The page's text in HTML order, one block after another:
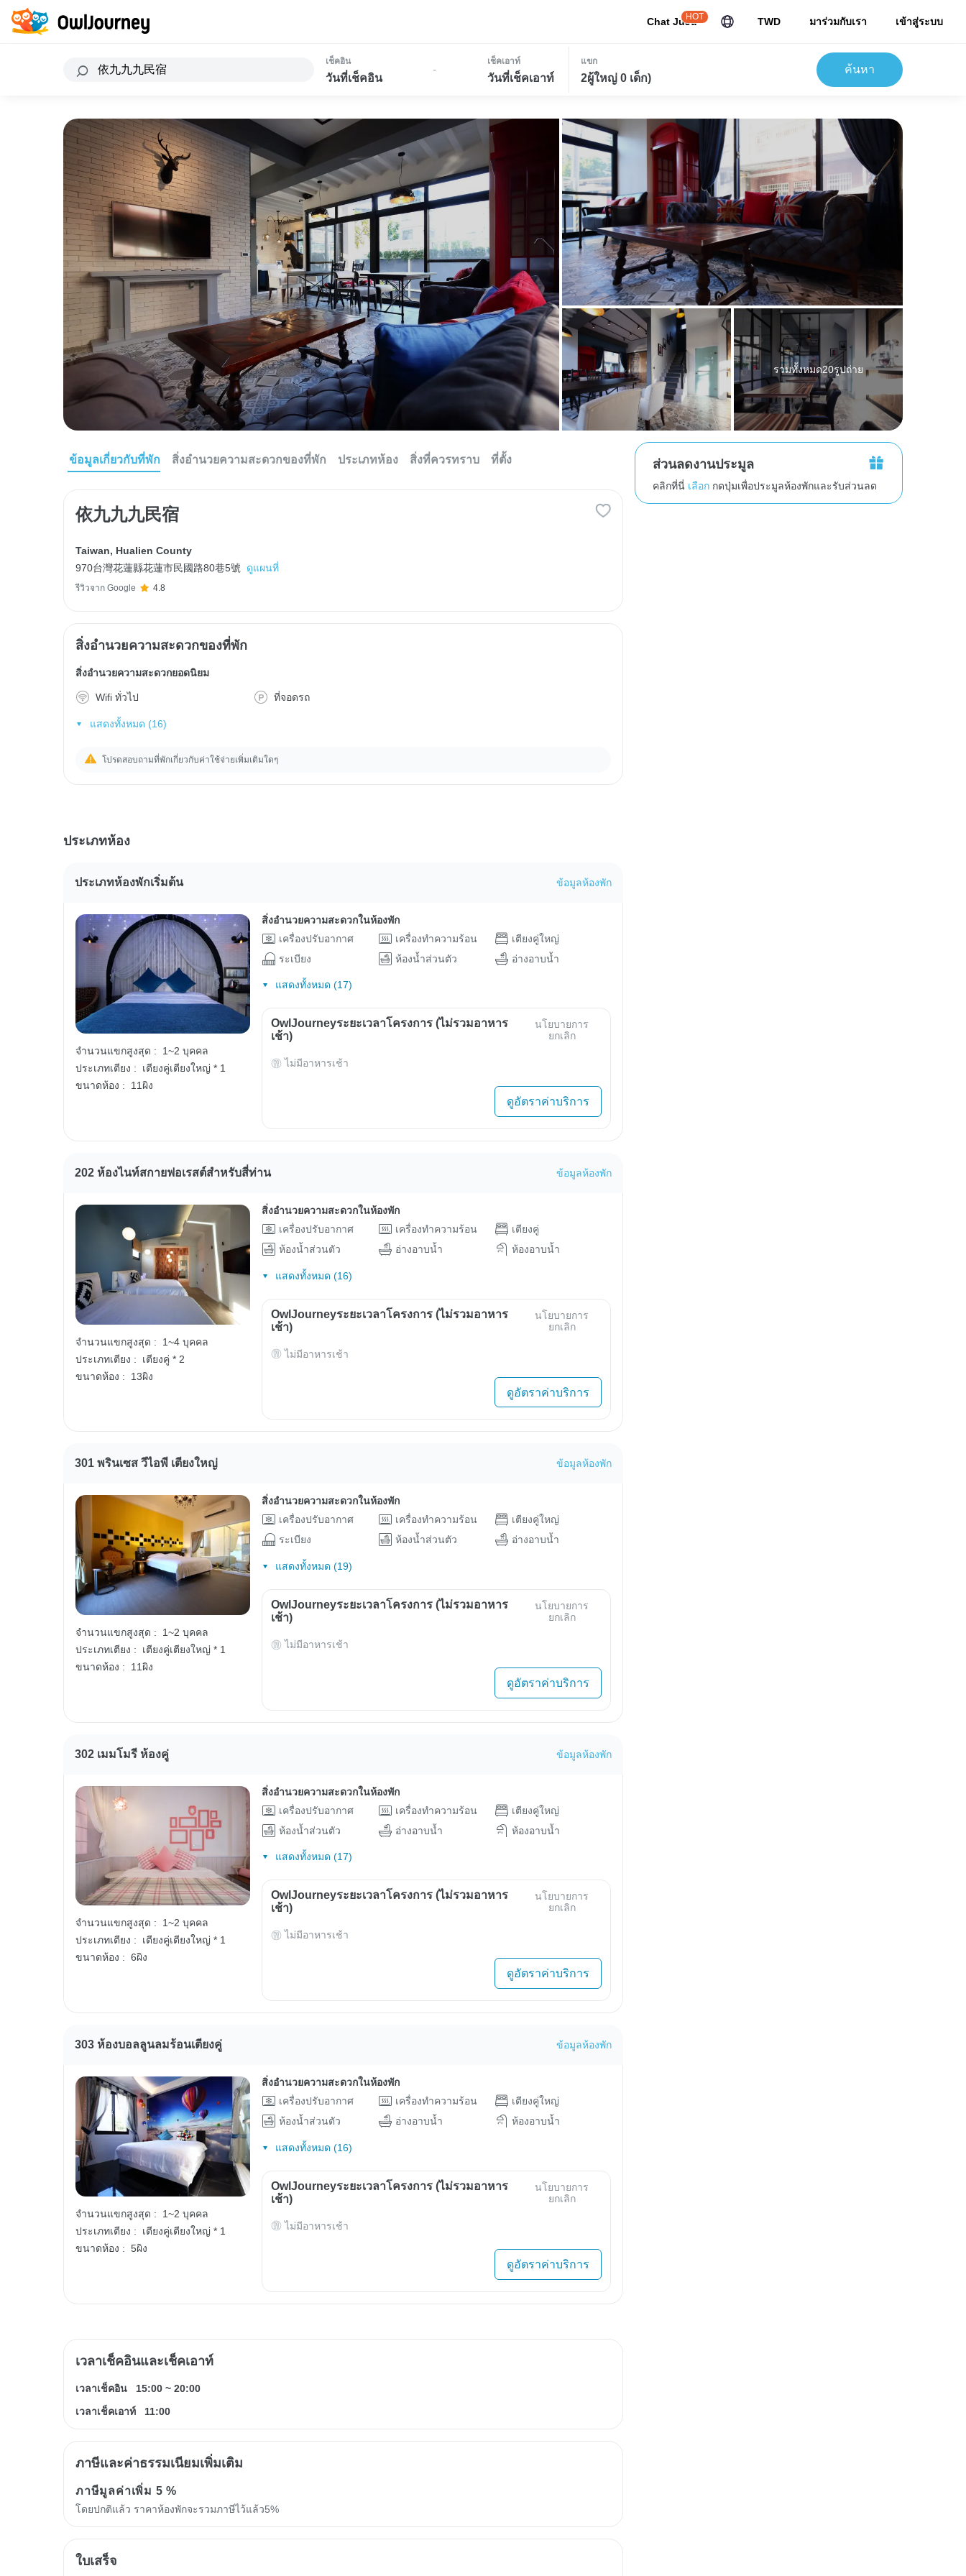
Chat JuJu
HOT TWD มาร่วมกับเรา เข้าสู่ระบบ
เช็คอิน
วันที่เช็คอิน
-
เช็คเอาท์
วันที่เช็คเอาท์
แขก
2ผู้ใหญ่ 0 เด็ก)
ค้นหา
รวมทั้งหมด20รูปถ่าย
ข้อมูลเกี่ยวกับที่พัก สิ่งอำนวยความสะดวกของที่พัก ประเภทห้อง สิ่งที่ควรทราบ ที่ตั้ง
依九九九民宿
Taiwan, Hualien County
970台灣花蓮縣花蓮市民國路80巷5號
ดูแผนที่
รีวิวจาก Google 4.8
สิ่งอำนวยความสะดวกของที่พัก
สิ่งอำนวยความสะดวกยอดนิยม
Wifi ทั่วไป ที่จอดรถ
แสดงทั้งหมด (16)
โปรดสอบถามที่พักเกี่ยวกับค่าใช้จ่ายเพิ่มเติมใดๆ
ประเภทห้อง
ประเภทห้องพักเริ่มต้น ข้อมูลห้องพัก
จำนวนแขกสูงสุด :
1~2 บุคคล
ประเภทเตียง :
เตียงคู่เตียงใหญ่ * 1
ขนาดห้อง :
11ผิง
สิ่งอำนวยความสะดวกในห้องพัก
เครื่องปรับอากาศ
เครื่องทำความร้อน
เตียงคู่ใหญ่
ระเบียง
ห้องน้ำส่วนตัว อ่างอาบน้ำ
แสดงทั้งหมด (17)
OwlJourneyระยะเวลาโครงการ (ไม่รวมอาหาร
เช้า)
นโยบายการ
ยกเลิก
ไม่มีอาหารเช้า
ดูอัตราค่าบริการ
202 ห้องไนท์สกายฟอเรสต์สำหรับสี่ท่าน ข้อมูลห้องพัก
จำนวนแขกสูงสุด :
1~4 บุคคล
ประเภทเตียง :
เตียงคู่ * 2
ขนาดห้อง :
13ผิง
สิ่งอำนวยความสะดวกในห้องพัก
เครื่องปรับอากาศ
เครื่องทำความร้อน
เตียงคู่
ห้องน้ำส่วนตัว
อ่างอาบน้ำ ห้องอาบน้ำ
แสดงทั้งหมด (16)
OwlJourneyระยะเวลาโครงการ (ไม่รวมอาหาร
เช้า)
นโยบายการ
ยกเลิก
ไม่มีอาหารเช้า
ดูอัตราค่าบริการ
301 พรินเซส วีไอพี เตียงใหญ่ ข้อมูลห้องพัก
จำนวนแขกสูงสุด :
1~2 บุคคล
ประเภทเตียง :
เตียงคู่เตียงใหญ่ * 1
ขนาดห้อง :
11ผิง
สิ่งอำนวยความสะดวกในห้องพัก
เครื่องปรับอากาศ
เครื่องทำความร้อน
เตียงคู่ใหญ่
ระเบียง
ห้องน้ำส่วนตัว อ่างอาบน้ำ
แสดงทั้งหมด (19)
OwlJourneyระยะเวลาโครงการ (ไม่รวมอาหาร
เช้า)
นโยบายการ
ยกเลิก
ไม่มีอาหารเช้า
ดูอัตราค่าบริการ
302 เมมโมรี ห้องคู่ ข้อมูลห้องพัก
จำนวนแขกสูงสุด :
1~2 บุคคล
ประเภทเตียง :
เตียงคู่เตียงใหญ่ * 1
ขนาดห้อง : 6ผิง
สิ่งอำนวยความสะดวกในห้องพัก
เครื่องปรับอากาศ
เครื่องทำความร้อน
เตียงคู่ใหญ่
ห้องน้ำส่วนตัว
อ่างอาบน้ำ ห้องอาบน้ำ
แสดงทั้งหมด (17)
OwlJourneyระยะเวลาโครงการ (ไม่รวมอาหาร
เช้า)
นโยบายการ
ยกเลิก
ไม่มีอาหารเช้า
ดูอัตราค่าบริการ
303 ห้องบอลลูนลมร้อนเตียงคู่ ข้อมูลห้องพัก
จำนวนแขกสูงสุด :
1~2 บุคคล
ประเภทเตียง :
เตียงคู่เตียงใหญ่ * 1
ขนาดห้อง : 5ผิง
สิ่งอำนวยความสะดวกในห้องพัก
เครื่องปรับอากาศ
เครื่องทำความร้อน
เตียงคู่ใหญ่
ห้องน้ำส่วนตัว
อ่างอาบน้ำ ห้องอาบน้ำ
แสดงทั้งหมด (16)
OwlJourneyระยะเวลาโครงการ (ไม่รวมอาหาร
เช้า)
นโยบายการ
ยกเลิก
ไม่มีอาหารเช้า
ดูอัตราค่าบริการ
เวลาเช็คอินและเช็คเอาท์
เวลาเช็คอิน 15:00 ~ 20:00
เวลาเช็คเอาท์
11:00
ภาษีและค่าธรรมเนียมเพิ่มเติม
ภาษีมูลค่าเพิ่ม 5 %
โดยปกติแล้ว ราคาห้องพักจะรวมภาษีไว้แล้ว5%
ใบเสร็จ
ส่วนลดงานประมูล
คลิกที่นี่เลือก กดปุ่มเพื่อประมูลห้องพักและรับส่วนลด